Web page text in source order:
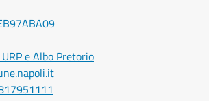
e Albo Pretorio